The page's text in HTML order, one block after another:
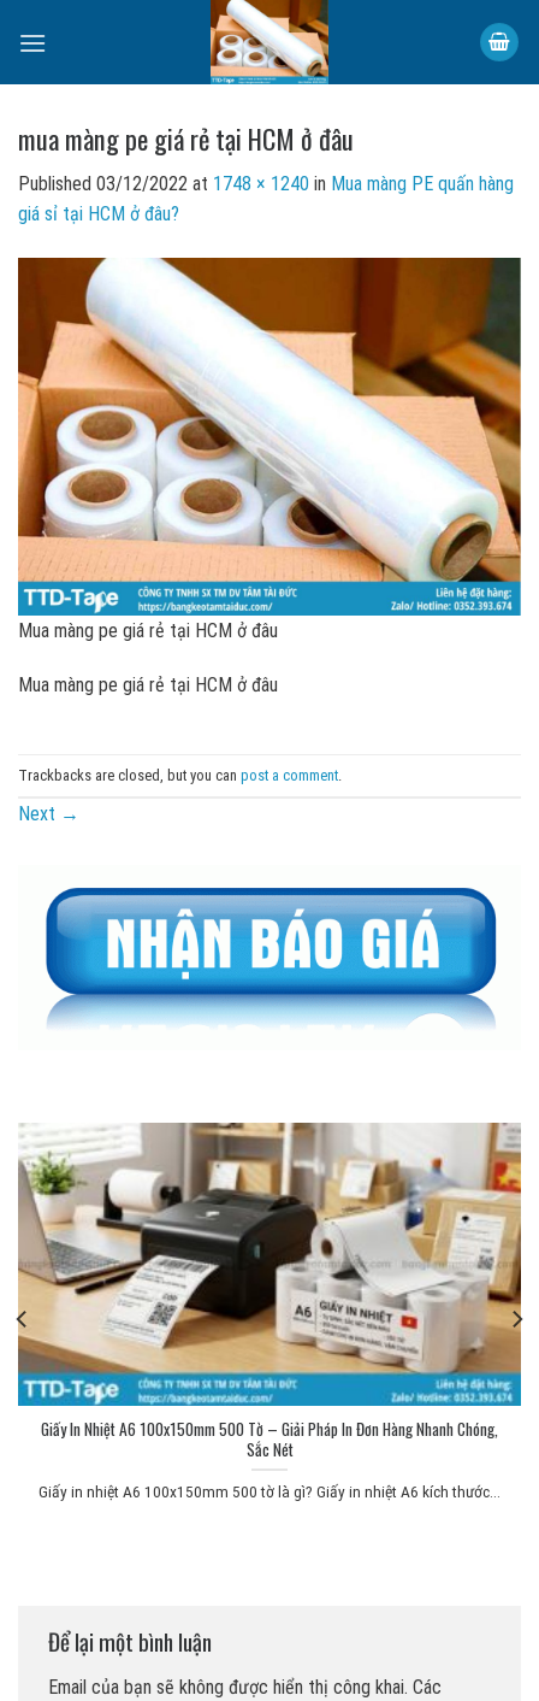
mua màng pe giá rẻ tại HCM ở đâu
Published 03/12/2022 at 1748 × 1240 in Mua màng PE quấn hàng
giá sỉ tại HCM ở đâu?
Mua màng pe giá rẻ tại HCM ở đâu
Mua màng pe giá rẻ tại HCM ở đâu
Trackbacks are closed, but you can post a comment
Next →
Giấy In Nhiệt A6 100x150mm 500 Tờ – Giải Pháp In Đơn Hàng Nhanh Chóng,
Sắc Nét
Giấy in nhiệt A6 100x150mm 500 tờ là gì? Giấy in nhiệt A6 kích thước...
Để lại một bình luận
Email của bạn sẽ không được hiển thị công khai. Các